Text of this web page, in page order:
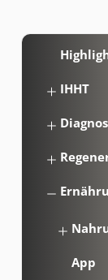
IHHT
App